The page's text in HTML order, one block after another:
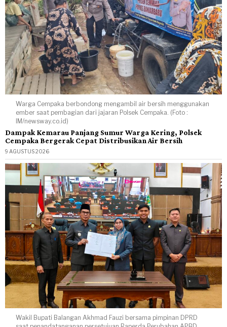
Warga Cempaka berbondong mengambil air bersih menggunakan
ember saat pembagian dari jajaran Polsek Cempaka. (Foto :
IM/newsway.co.id)
Dampak Kemarau Panjang Sumur Warga Kering, Polsek
Cempaka Bergerak Cepat Distribusikan Air Bersih
9 AGUSTUS 2026
Wakil Bupati Balangan Akhmad Fauzi bersama pimpinan DPRD